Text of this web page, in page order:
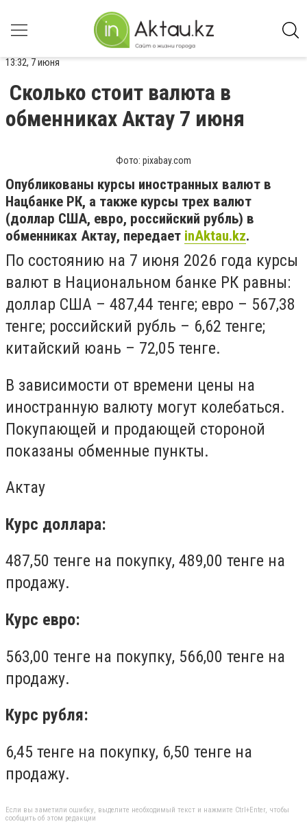
13:32, 7 июня
Сколько стоит валюта в
обменниках Актау 7 июня
Фото: pixabay.com
Опубликованы курсы иностранных валют в
Нацбанке РК, а также курсы трех валют
(доллар США, евро, российский рубль) в
обменниках Актау, передает inAktau.kz.
По состоянию на 7 июня 2026 года курсы
валют в Национальном банке РК равны:
доллар США – 487,44 тенге; евро – 567,38
тенге; российский рубль – 6,62 тенге;
китайский юань – 72,05 тенге.
В зависимости от времени цены на
иностранную валюту могут колебаться.
Покупающей и продающей стороной
показаны обменные пункты.
Актау
Курс доллара:
487,50 тенге на покупку, 489,00 тенге на
продажу.
Курс евро:
563,00 тенге на покупку, 566,00 тенге на
продажу.
Курс рубля:
6,45 тенге на покупку, 6,50 тенге на
продажу.
Если вы заметили ошибку, выделите необходимый текст и нажмите Ctrl+Enter, чтобы
сообщить об этом редакции